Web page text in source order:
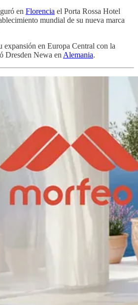
en Florencia el Porta Rossa Hotel
mundial de su nueva marca
expansión en Europa Central con la
Dresden Newa en Alemania.